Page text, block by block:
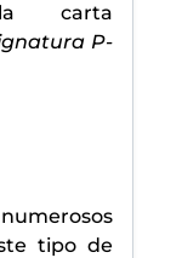
la carta
P-
tipo de